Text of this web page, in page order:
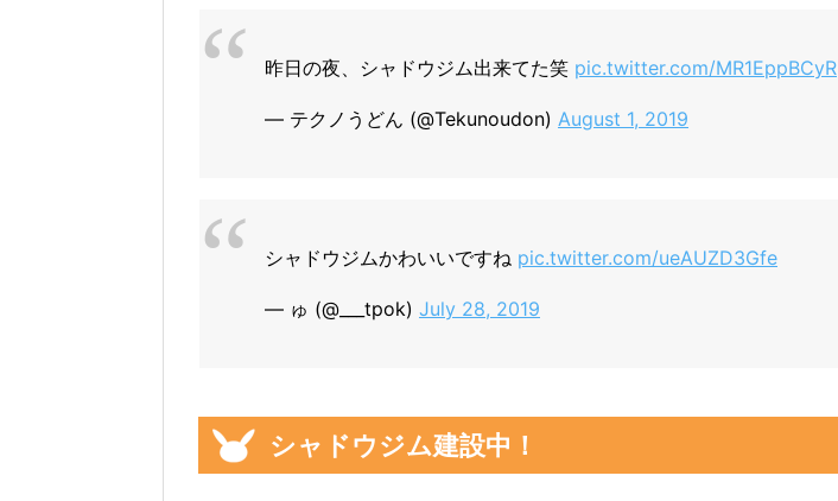
昨日の夜、シャドウジム出来てた笑 pic.twitter.com/MR1EppBCyR
— テクノうどん (@Tekunoudon) August 1, 2019
シャドウジムかわいいですね pic.twitter.com/ueAUZD3Gfe
— ゅ (@___tpok) July 28, 2019
シャドウジム建設中！